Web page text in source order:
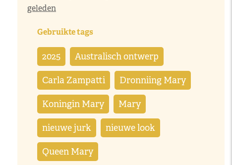
geleden
Gebruikte tags
2025 Australisch ontwerp
Carla Zampatti Dronniing Mary
Koningin Mary Mary
nieuwe jurk nieuwe look
Queen Mary